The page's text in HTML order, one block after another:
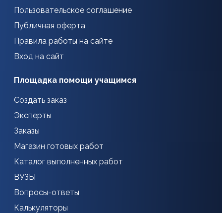
Пользовательское соглашение
Публичная оферта
Правила работы на сайте
Вход на сайт
Площадка помощи учащимся
Создать заказ
Эксперты
Заказы
Магазин готовых работ
Каталог выполненных работ
ВУЗЫ
Вопросы-ответы
Калькуляторы